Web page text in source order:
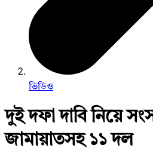
ভিডিও
দুই দফা দাবি নিয়ে
জামায়াতসহ ১১ দল